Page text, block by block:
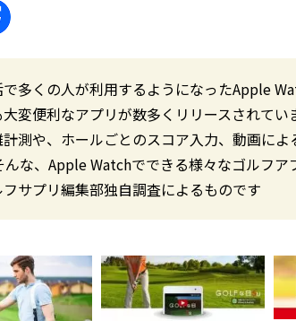
で多くの人が利用するようになったApple
変便利なアプリが数多くリリースされて
測や、ホールごとのスコア入力、動画に
んな、Apple Watchでできる様々なゴルフ
サプリ編集部独自調査によるものです